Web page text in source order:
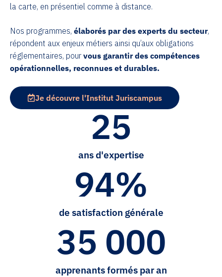
ans d'expertise
25
de satisfaction générale
94%
apprenants formés par an
35 000
la carte, en présentiel comme à distance.
Nos programmes, élaborés par des experts du secteur,
répondent aux enjeux métiers ainsi qu’aux obligations
réglementaires, pour vous garantir des compétences
opérationnelles, reconnues et durables.
Je découvre l'Institut Juriscampus